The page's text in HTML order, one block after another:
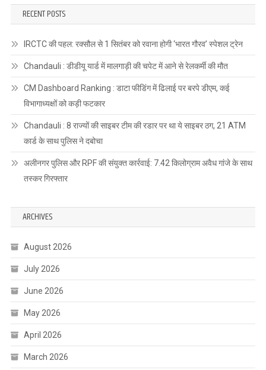
RECENT POSTS
IRCTC की पहल: रक्सौल से 1 सितंबर को रवाना होगी ‘भारत गौरव’ स्पेशल ट्रेन
Chandauli : डीडीयू यार्ड में मालगाड़ी की चपेट में आने से रेलकर्मी की मौत
CM Dashboard Ranking : डाटा फीडिंग में ढिलाई पर बरपे डीएम, कई
विभागाध्यक्षों को कड़ी फटकार
Chandauli : 8 राज्यों की साइबर टीम की रडार पर था ये साइबर ठग, 21 ATM
कार्ड के साथ पुलिस ने दबोचा
अलीनगर पुलिस और RPF की संयुक्त कार्रवाई: 7.42 किलोग्राम अवैध गांजे के साथ
तस्कर गिरफ्तार
ARCHIVES
August 2026
July 2026
June 2026
May 2026
April 2026
March 2026